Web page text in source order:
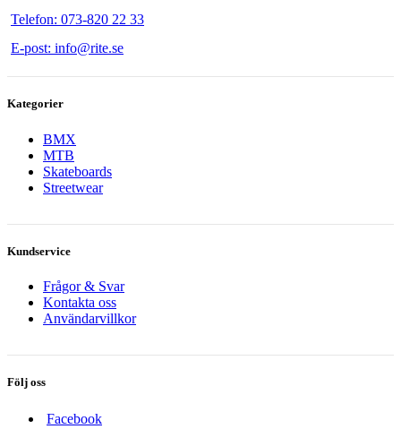
Telefon: 073-820 22 33
E-post: info@rite.se
Kategorier
BMX
MTB
Skateboards
Streetwear
Kundservice
Frågor & Svar
Kontakta oss
Användarvillkor
Följ oss
Facebook